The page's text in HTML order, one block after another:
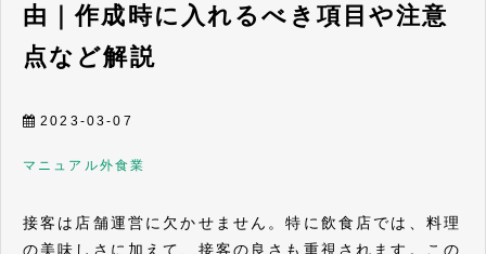
由｜作成時に入れるべき項目や注意
点など解説
2023-03-07
マニュアル外食業
接客は店舗運営に欠かせません。特に飲食店では、料理
の美味しさに加えて、接客の良さも重視されます。この